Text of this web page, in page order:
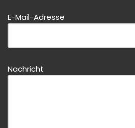
Bitte dieses Feld leer lassen!
E-Mail-Adresse
Nachricht